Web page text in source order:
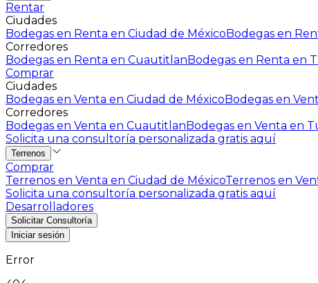
Rentar
Ciudades
Bodegas en Renta en Ciudad de MéxicoBodegas en
Corredores
Bodegas en Renta en CuautitlanBodegas en Renta en
Comprar
Ciudades
Bodegas en Venta en Ciudad de MéxicoBodegas en
Corredores
Bodegas en Venta en CuautitlanBodegas en Venta en
Solicita una consultoría personalizada gratis aquí
Terrenos
Comprar
Terrenos en Venta en Ciudad de MéxicoTerrenos en
Solicita una consultoría personalizada gratis aquí
Desarrolladores
Solicitar Consultoría
Iniciar sesión
Error